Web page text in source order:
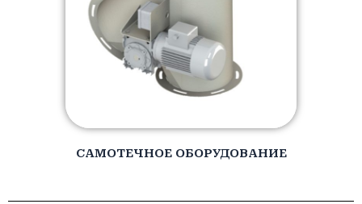
САМОТЕЧНОЕ ОБОРУДОВАНИЕ